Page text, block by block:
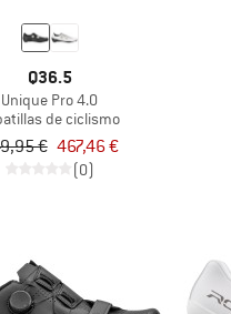
Q36.5
Unique Pro 4.0
de ciclismo
€ 467,46 €
(0)